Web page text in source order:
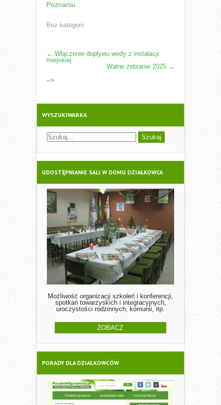
Poznaniu
Bez kategorii
POST
NAVIGATION
← Włączenie dopływu wody z instalacji
miejskiej
Walne zebranie 2025 →
-->
WYSZUKIWARKA
UDOSTĘPNIANIE SALI W DOMU DZIAŁKOWCA
Możliwość organizacji szkoleń i konferencji,
spotkań towarzyskich i integracyjnych,
uroczystości rodzinnych, komunii, itp.
ZOBACZ
PORADY DLA DZIAŁKOWCÓW